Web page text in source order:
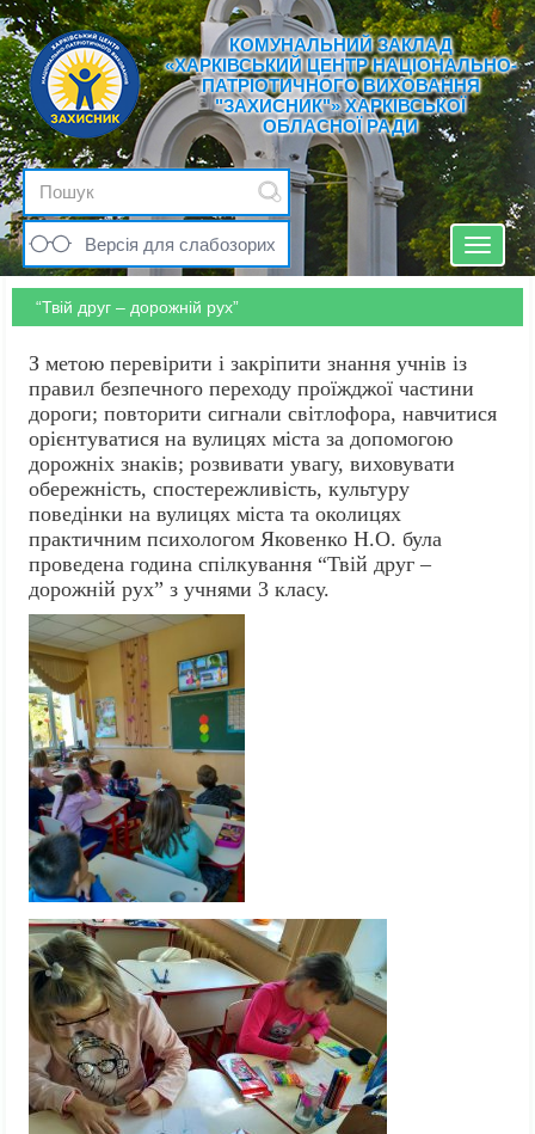
КОМУНАЛЬНИЙ ЗАКЛАД
«ХАРКІВСЬКИЙ ЦЕНТР НАЦІОНАЛЬНО-
ПАТРІОТИЧНОГО ВИХОВАННЯ
"ЗАХИСНИК"» ХАРКІВСЬКОЇ
ОБЛАСНОЇ РАДИ
Версія для слабозорих
Toggle
“Твій друг – дорожній рух”
З метою перевірити і закріпити знання учнів із
правил безпечного переходу проїжджої частини
дороги; повторити сигнали світлофора, навчитися
орієнтуватися на вулицях міста за допомогою
дорожніх знаків; розвивати увагу, виховувати
обережність, спостережливість, культуру
поведінки на вулицях міста та околицях
практичним психологом Яковенко Н.О. була
проведена година спілкування “Твій друг –
дорожній рух” з учнями 3 класу.